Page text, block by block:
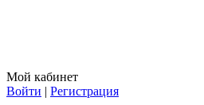
Мой кабинет
Войти | Регистрация